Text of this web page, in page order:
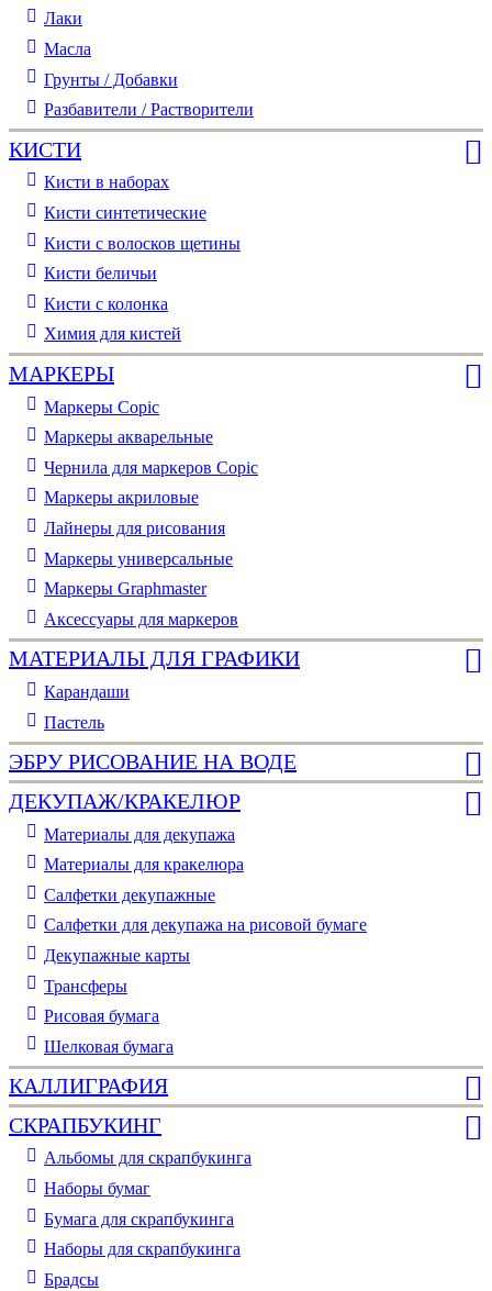
Лаки
Масла
Грунты / Добавки
Разбавители / Растворители
КИСТИ
Кисти в наборах
Кисти синтетические
Кисти с волосков щетины
Кисти беличьи
Кисти с колонка
Химия для кистей
МАРКЕРЫ
Маркеры Copic
Маркеры акварельные
Чернила для маркеров Copic
Маркеры акриловые
Лайнеры для рисования
Маркеры универсальные
Маркеры Graphmaster
Аксессуары для маркеров
МАТЕРИАЛЫ ДЛЯ ГРАФИКИ
Карандаши
Пастель
ЭБРУ РИСОВАНИЕ НА ВОДЕ
ДЕКУПАЖ/КРАКЕЛЮР
Материалы для декупажа
Материалы для кракелюра
Cалфетки декупажные
Салфетки для декупажа на рисовой бумаге
Декупажные карты
Трансферы
Рисовая бумага
Шелковая бумага
КАЛЛИГРАФИЯ
СКРАПБУКИНГ
Альбомы для скрапбукинга
Наборы бумаг
Бумага для скрапбукинга
Наборы для скрапбукинга
Брадсы